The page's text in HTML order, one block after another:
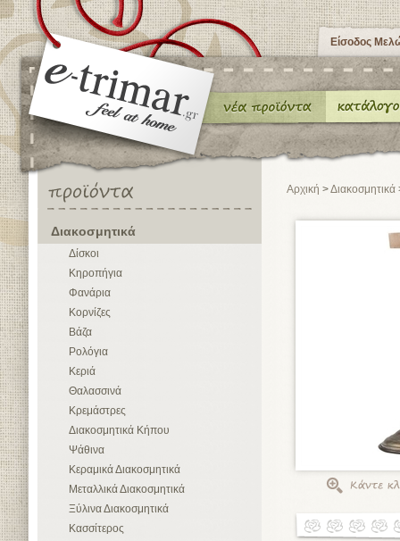
Είσοδος
Διακοσμητικά
Δίσκοι
Κηροπήγια
Φανάρια
Κορνίζες
Βάζα
Ρολόγια
Κεριά
Θαλασσινά
Κρεμάστρες
Διακοσμητικά Κήπου
Ψάθινα
Κεραμικά Διακοσμητικά
Μεταλλικά Διακοσμητικά
Ξύλινα Διακοσμητικά
Κασσίτερος
Αρχική >Διακοσμητικά